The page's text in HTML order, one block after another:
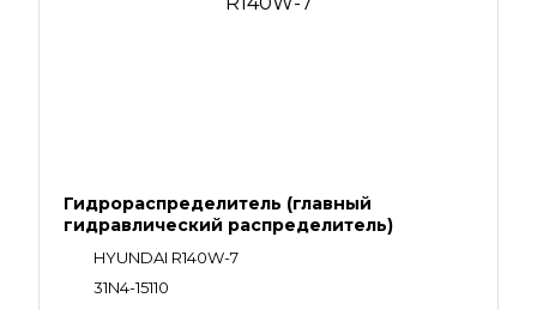
Гидрораспределитель (главный
гидравлический распределитель)
HYUNDAI R140W-7
31N4-15110